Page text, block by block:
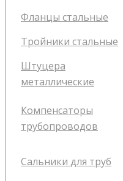
Фланцы стальные
Тройники стальные
Штуцера
металлические
Компенсаторы
трубопроводов
Сальники для труб